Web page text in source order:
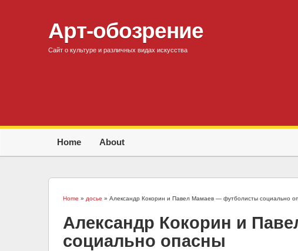
Арт-обозрение
Сайт о культуре и различных видах искусства
Home About
Home » досье » Александр Кокорин и Павел Мамаев — футболисты социально
Александр Кокорин и
социально опасны